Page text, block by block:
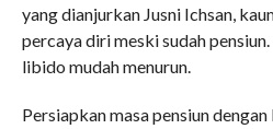
yang dianjurkan Jusni Ichsan,
percaya diri meski sudah
libido mudah menurun.
Persiapkan masa pensiun